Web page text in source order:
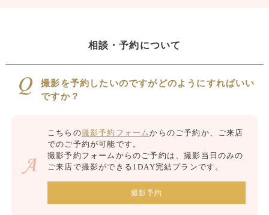
相談・予約について
撮影を予約したいのですがどのようにすればいい
ですか？
こちらの撮影予約フォームからのご予約か、ご来店
でのご予約が可能です。
撮影予約フォームからのご予約は、撮影当日のみの
ご来店で撮影ができる1DAY完結プランです。
撮影予約